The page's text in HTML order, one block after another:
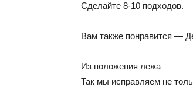
Сделайте 8-10 подходов.
Вам также понравится —
Из положения лежа
Так мы исправляем не